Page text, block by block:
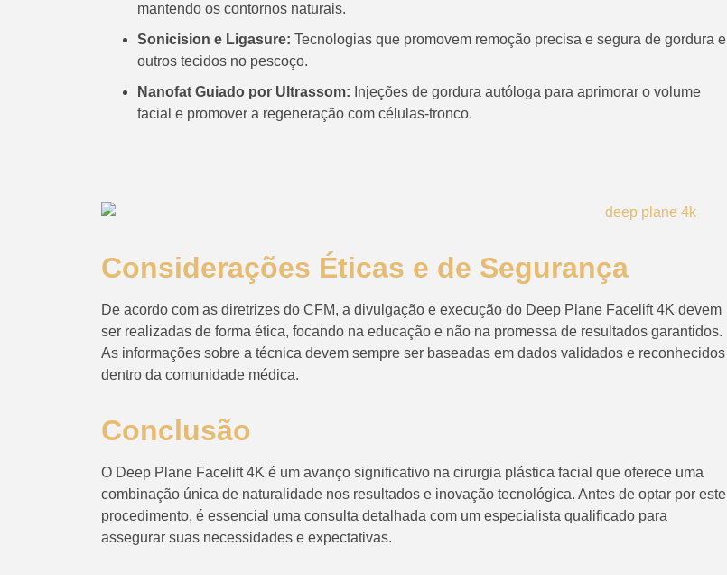
mantendo os contornos naturais.
Sonicision e Ligasure: Tecnologias que promovem remoção precisa e segura de gordura e
outros tecidos no pescoço.
Nanofat Guiado por Ultrassom: Injeções de gordura autóloga para aprimorar o volume
facial e promover a regeneração com células-tronco.
Considerações Éticas e de Segurança
De acordo com as diretrizes do CFM, a divulgação e execução do Deep Plane Facelift 4K devem
ser realizadas de forma ética, focando na educação e não na promessa de resultados garantidos.
As informações sobre a técnica devem sempre ser baseadas em dados validados e reconhecidos
dentro da comunidade médica.
Conclusão
O Deep Plane Facelift 4K é um avanço significativo na cirurgia plástica facial que oferece uma
combinação única de naturalidade nos resultados e inovação tecnológica. Antes de optar por este
procedimento, é essencial uma consulta detalhada com um especialista qualificado para
assegurar suas necessidades e expectativas.